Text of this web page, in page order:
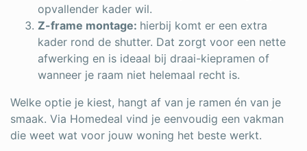
opvallender kader wil.
Z-frame montage: hierbij komt er een extra
kader rond de shutter. Dat zorgt voor een nette
afwerking en is ideaal bij draai-kiepramen of
wanneer je raam niet helemaal recht is.
Welke optie je kiest, hangt af van je ramen én van je
smaak. Via Homedeal vind je eenvoudig een vakman
die weet wat voor jouw woning het beste werkt.